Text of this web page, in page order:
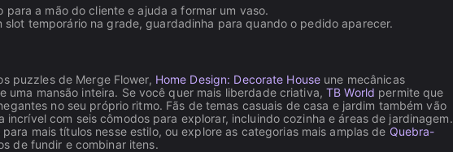
para a mão do cliente e ajuda a formar um vaso.
slot temporário na grade, guardadinha para quando o pedido aparecer.
puzzles de Merge Flower, Home Design: Decorate House une mecânicas
uma mansão inteira. Se você quer mais liberdade criativa,TB World permite que
no seu próprio ritmo. Fãs de temas casuais de casa e jardim também vão
incrível com seis cômodos para explorar, incluindo cozinha e áreas de jardinagem.
para mais títulos nesse estilo, ou explore as categorias mais amplas de Quebra-
de fundir e combinar itens.